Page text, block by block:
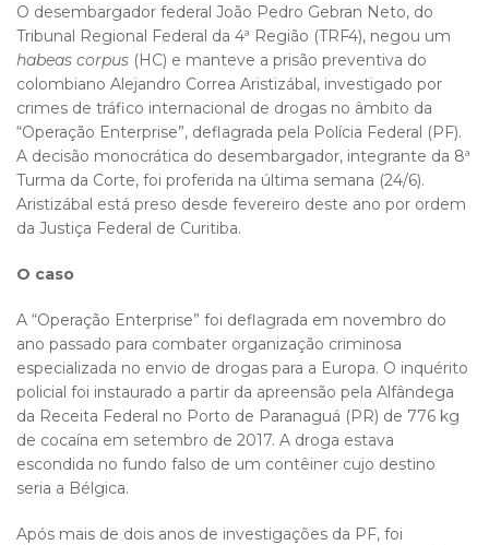
O desembargador federal João Pedro Gebran Neto, do
Tribunal Regional Federal da 4ª Região (TRF4), negou um
habeas corpus (HC) e manteve a prisão preventiva do
colombiano Alejandro Correa Aristizábal, investigado por
crimes de tráfico internacional de drogas no âmbito da
“Operação Enterprise”, deflagrada pela Polícia Federal (PF).
A decisão monocrática do desembargador, integrante da 8ª
Turma da Corte, foi proferida na última semana (24/6).
Aristizábal está preso desde fevereiro deste ano por ordem
da Justiça Federal de Curitiba.
O caso
A “Operação Enterprise” foi deflagrada em novembro do
ano passado para combater organização criminosa
especializada no envio de drogas para a Europa. O inquérito
policial foi instaurado a partir da apreensão pela Alfândega
da Receita Federal no Porto de Paranaguá (PR) de 776 kg
de cocaína em setembro de 2017. A droga estava
escondida no fundo falso de um contêiner cujo destino
seria a Bélgica.
Após mais de dois anos de investigações da PF, foi